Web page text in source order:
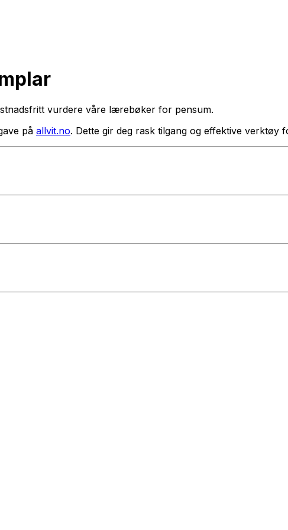
vurdere våre lærebøker for pensum.
på allvit.no. Dette gir deg rask tilgang og effektive verktøy